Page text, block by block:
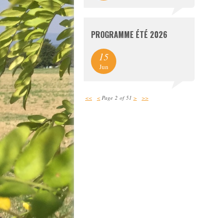
PROGRAMME ÉTÉ 2026
15
Jun
<< < Page 2 of 51 > >>